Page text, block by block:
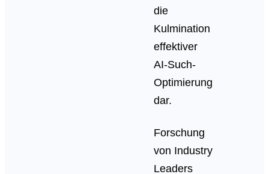
die
Kulmination
effektiver
AI-Such-
Optimierung
dar.
Forschung
von Industry
Leaders